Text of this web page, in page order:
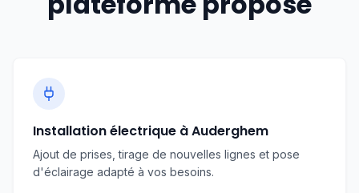
l’importance du budget pour une mise en
conformité électrique.
Installation électrique à Auderghem
Ajout de prises, tirage de nouvelles lignes et pose
d'éclairage adapté à vos besoins.